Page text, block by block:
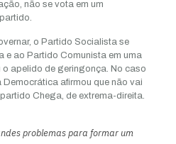
não se vota em um
o Partido Socialista se
e ao Partido Comunista em uma
apelido de geringonça. No caso
afirmou que não vai
Chega, de extrema-direita.
problemas para formar um